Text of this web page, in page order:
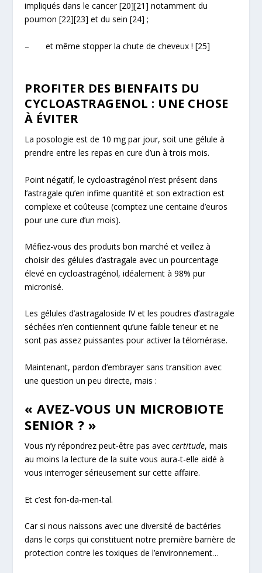
impliqués dans le cancer[20][21] notamment du
poumon[22][23] et du sein[24] ;
– et même stopper la chute de cheveux ![25]
PROFITER DES BIENFAITS DU
CYCLOASTRAGENOL : UNE CHOSE
À ÉVITER
La posologie est de 10 mg par jour, soit une gélule à
prendre entre les repas en cure d’un à trois mois.
Point négatif, le cycloastragénol n’est présent dans
l’astragale qu’en infime quantité et son extraction est
complexe et coûteuse (comptez une centaine d’euros
pour une cure d’un mois).
Méfiez-vous des produits bon marché et veillez à
choisir des gélules d’astragale avec un pourcentage
élevé en cycloastragénol, idéalement à 98% pur
micronisé.
Les gélules d’astragaloside IV et les poudres d’astragale
séchées n’en contiennent qu’une faible teneur et ne
sont pas assez puissantes pour activer la télomérase.
Maintenant, pardon d’embrayer sans transition avec
une question un peu directe, mais :
« AVEZ-VOUS UN MICROBIOTE
SENIOR ? »
Vous n’y répondrez peut-être pas aveccertitude, mais
au moins la lecture de la suite vous aura-t-elle aidé à
vous interroger sérieusement sur cette affaire.
Et c’est fon-da-men-tal.
Car si nous naissons avec une diversité de bactéries
dans le corps qui constituent notre première barrière de
protection contre les toxiques de l’environnement…